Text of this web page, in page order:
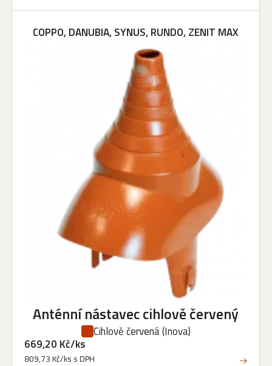
COPPO, DANUBIA, SYNUS, RUNDO, ZENIT MAX
Anténní nástavec cihlově červený
Cihlově červená(Inova)
669,20 Kč/ks
809,73 Kč/ks s DPH